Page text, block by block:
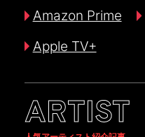
Amazon Prime
Apple TV+
ARTIST